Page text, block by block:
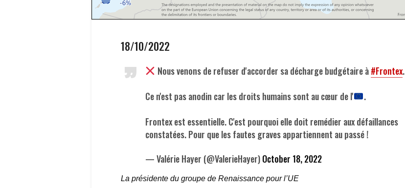
18/10/2022
Nous venons de refuser d'accorder sa décharge budgétaire à#Frontex.
Ce n'est pas anodin car les droits humains sont au cœur de l'
.
Frontex est essentielle. C'est pourquoi elle doit remédier aux défaillances
constatées. Pour que les fautes graves appartiennent au passé !
— Valérie Hayer (@ValerieHayer)October 18, 2022
La présidente du groupe de Renaissance pour l’UE